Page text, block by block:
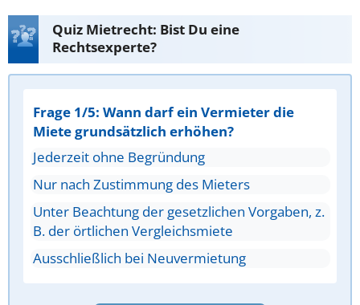
Quiz Mietrecht: Bist Du eine
Rechtsexperte?
Frage 1/5: Wann darf ein Vermieter die
Miete grundsätzlich erhöhen?
Jederzeit ohne Begründung
Nur nach Zustimmung des Mieters
Unter Beachtung der gesetzlichen Vorgaben, z.
B. der örtlichen Vergleichsmiete
Ausschließlich bei Neuvermietung